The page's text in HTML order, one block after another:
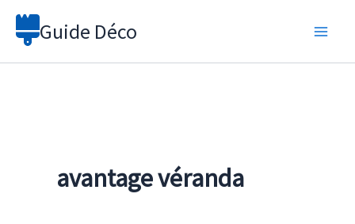
Aller
Guide Déco
avantage véranda